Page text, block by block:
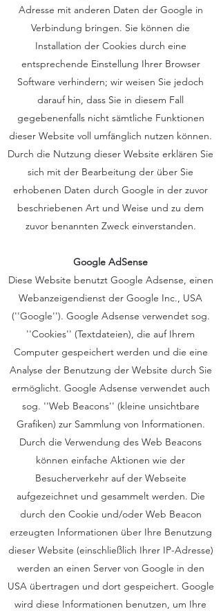
Adresse mit anderen Daten der Google in
Verbindung bringen. Sie können die
Installation der Cookies durch eine
entsprechende Einstellung Ihrer Browser
Software verhindern; wir weisen Sie jedoch
darauf hin, dass Sie in diesem Fall
gegebenenfalls nicht sämtliche Funktionen
dieser Website voll umfänglich nutzen können.
Durch die Nutzung dieser Website erklären Sie
sich mit der Bearbeitung der über Sie
erhobenen Daten durch Google in der zuvor
beschriebenen Art und Weise und zu dem
zuvor benannten Zweck einverstanden.
Google AdSense
Diese Website benutzt Google Adsense, einen
Webanzeigendienst der Google Inc., USA
(''Google''). Google Adsense verwendet sog.
''Cookies'' (Textdateien), die auf Ihrem
Computer gespeichert werden und die eine
Analyse der Benutzung der Website durch Sie
ermöglicht. Google Adsense verwendet auch
sog. ''Web Beacons'' (kleine unsichtbare
Grafiken) zur Sammlung von Informationen.
Durch die Verwendung des Web Beacons
können einfache Aktionen wie der
Besucherverkehr auf der Webseite
aufgezeichnet und gesammelt werden. Die
durch den Cookie und/oder Web Beacon
erzeugten Informationen über Ihre Benutzung
dieser Website (einschließlich Ihrer IP-Adresse)
werden an einen Server von Google in den
USA übertragen und dort gespeichert. Google
wird diese Informationen benutzen, um Ihre